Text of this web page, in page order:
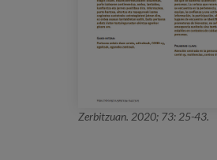
Zerbitzuan. 2020; 73: 25-43.